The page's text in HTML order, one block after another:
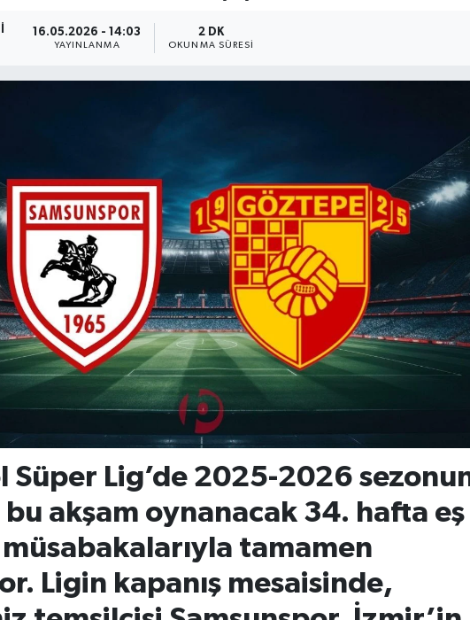
16.05.2026 - 14:03
YAYINLANMA
2 DK
OKUNMA SÜRESI
Süper Lig’de 2025-2026
akşam oynanacak 34. hafta eş
müsabakalarıyla tamamen
Ligin kapanış mesaisinde,